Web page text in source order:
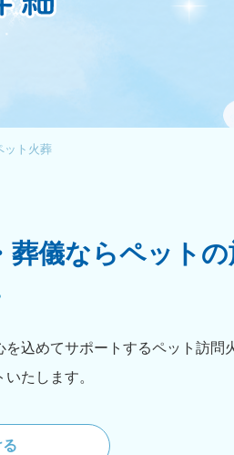
ット火葬
葬儀ならペットの
込めてサポートするペット訪問
たします。